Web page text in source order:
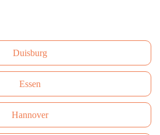
Duisburg
Essen
Hannover